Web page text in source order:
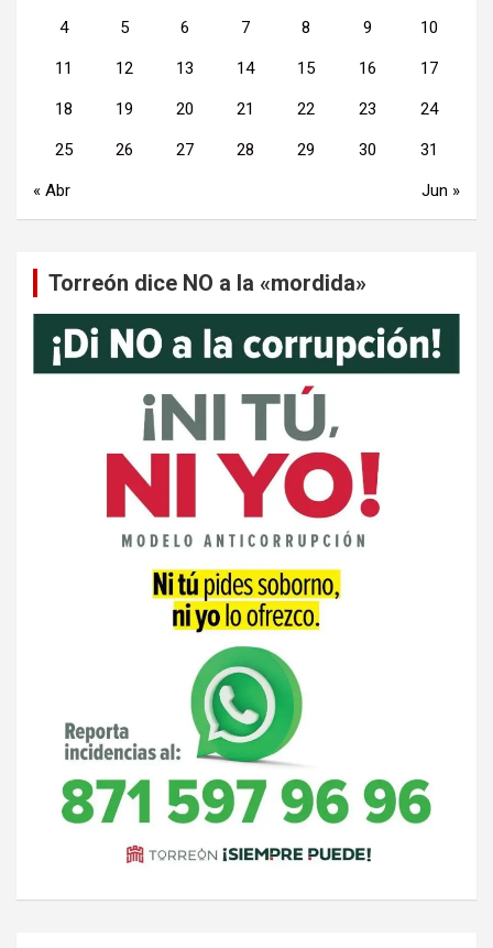
4 5 6 7 8 9 10
11 12 13 14 15 16 17
18 19 20 21 22 23 24
25 26 27 28 29 30 31
« Abr Jun »
Torreón dice NO a la «mordida»